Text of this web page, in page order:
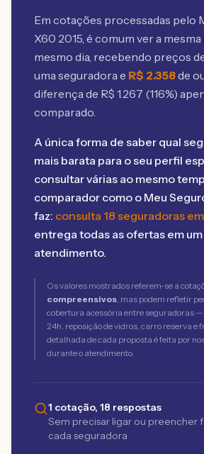
Em cotações processadas pelo
X60 2015, é comum ver a
mesmo dia, recebendo preços
uma seguradora e R$ 2.358de
diferença de R$ 1.267 (116%)
comparado.
A única forma de saber qual
mais barata para o seu perfil
consultar várias ao mesmo
comparador como o Meu
faz: consulta 18 seguradoras
entrega todas as ofertas em
atendimento.
Os valores mostrados referem-se a
compreensivos, mas podem refletir
cobertura acessória entre seguradoras
24h, reposição de vidros, carro reserva e
detalhada de cada proposta é feita por
durante o atendimento.
1 cotação, 18 respostas
Sem precisar ligar ou preencher
cada seguradora